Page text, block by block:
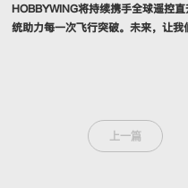
HOBBYWING将持续携手全球遥控
统助力每一次飞行突破。未来，让我
上一篇